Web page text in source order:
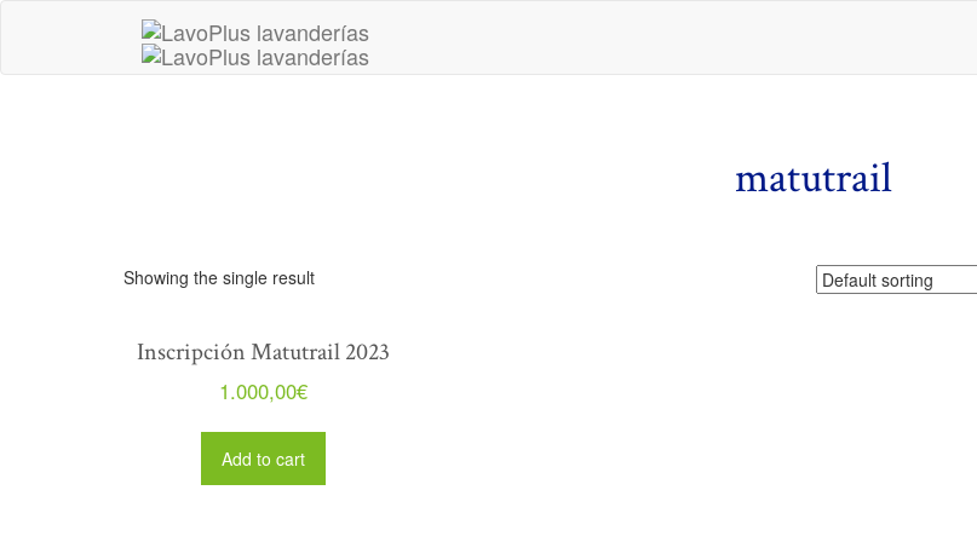
matutrail
Showing the single result
Inscripción Matutrail 2023
1.000,00€
Add to cart